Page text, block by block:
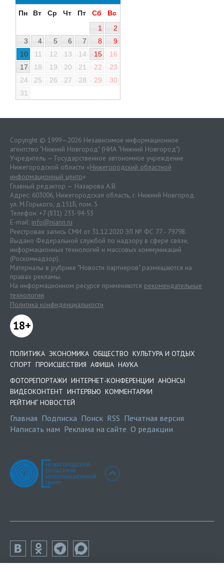
Пн Вт Ср Чт Пт Сб
Вс
1
2
3
4 5 6 7 8
9
10
11 12 13 14 15
16
17
18 19 20 21 22
23
24
25 26 27 28 29
30
31
Copyright © 1999—2026 Независимое информационное
агентство "Нижний Новгород" (НИА "Нижний Новгород")
Учредитель — Государственное автономное учреждение
Нижегородской области «Нижегородский областной
информационный центр»
Главный редактор — Назарова А.В.
Адрес: 603006, Нижегородская область, г. Нижний Новгород.
ул. М.Горького, д.151Б, пом. 5
Телефон: +7 (831) 233-94-53
E-mail: info@niann.ru
Реестровая запись СМИ от 31.12.2020 ЭЛ № ФС 77 - 79798.
Выдано Федеральной службой по надзору в сфере связи,
информационных технологий и массовых коммуникаций
(Роскомнадзор).
Материалы в рубрике "Новости партнеров" размещаются на
правах рекламы.
На информационном ресурсе применяются рекомендательные
технологии.
Политика конфиденциальности
18+
ПОЛИТИКА ЭКОНОМИКА ОБЩЕСТВО КУЛЬТУРА И ОТДЫХ
СПОРТ ПРОИСШЕСТВИЯ АФИША НАУКА
ФОТОРЕПОРТАЖИ ИНТЕРНЕТ-КОНФЕРЕНЦИИ АНОНСЫ
ВИДЕОКОНТЕНТ ИНТЕРВЬЮ КОММЕНТАРИИ
РЕЙТИНГ НОВОСТЕЙ
Главная Подписка Поиск RSS Печатная версия
Написать нам Реклама на сайте О редакции